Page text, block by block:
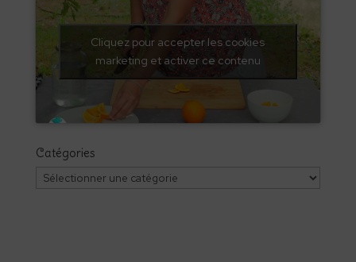
Cliquez pour accepter les cookies
marketing et activer ce contenu
Catégories
Catégories